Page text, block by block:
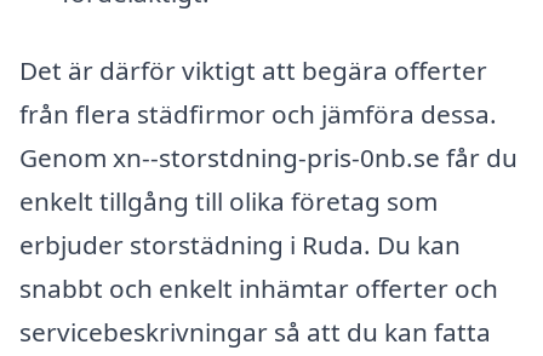
Det är därför viktigt att begära offerter
från flera städfirmor och jämföra dessa.
Genom xn--storstdning-pris-0nb.se får du
enkelt tillgång till olika företag som
erbjuder storstädning i Ruda. Du kan
snabbt och enkelt inhämtar offerter och
servicebeskrivningar så att du kan fatta